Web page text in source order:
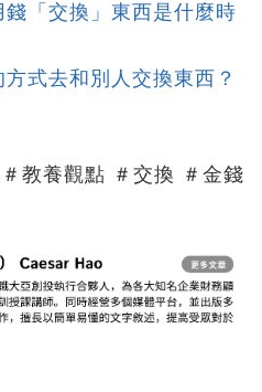
「交換」東西是什麼時
式去和別人交換東西？
教養觀點 ＃交換 ＃金錢